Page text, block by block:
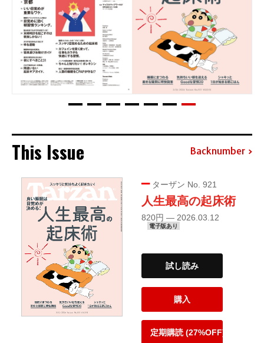
This Issue Backnumber
ターザン No. 921
人生最高の起床術
820円 — 2026.03.12
電子版あり
試し読み
購入
定期購読 (27%OFF)